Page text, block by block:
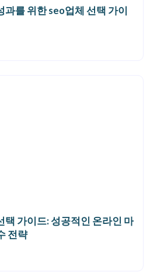
과를 위한 seo업체 선택 가이
택 가이드: 성공적인 온라인 마
전략